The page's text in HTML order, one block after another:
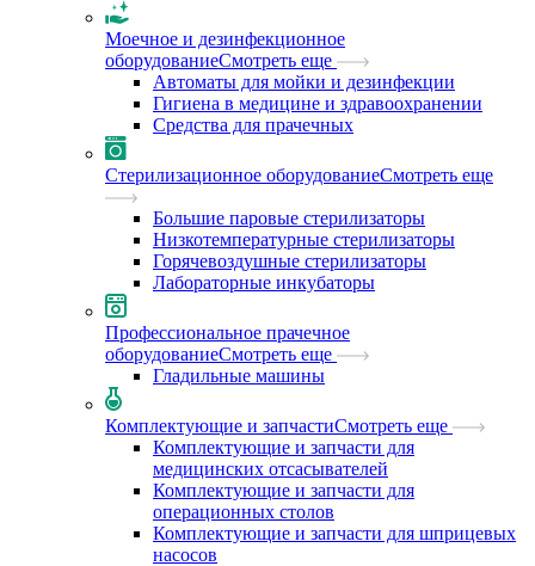
Моечное и дезинфекционное
оборудованиеСмотреть еще
Автоматы для мойки и дезинфекции
Гигиена в медицине и здравоохранении
Средства для прачечных
Стерилизационное оборудованиеСмотреть еще
Большие паровые стерилизаторы
Низкотемпературные стерилизаторы
Горячевоздушные стерилизаторы
Лабораторные инкубаторы
Профессиональное прачечное
оборудованиеСмотреть еще
Гладильные машины
Комплектующие и запчастиСмотреть еще
Комплектующие и запчасти для
медицинских отсасывателей
Комплектующие и запчасти для
операционных столов
Комплектующие и запчасти для шприцевых
насосов